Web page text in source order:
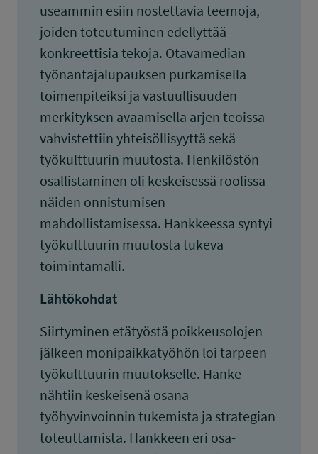
useammin esiin nostettavia teemoja,
joiden toteutuminen edellyttää
konkreettisia tekoja. Otavamedian
työnantajalupauksen purkamisella
toimenpiteiksi ja vastuullisuuden
merkityksen avaamisella arjen teoissa
vahvistettiin yhteisöllisyyttä sekä
työkulttuurin muutosta. Henkilöstön
osallistaminen oli keskeisessä roolissa
näiden onnistumisen
mahdollistamisessa. Hankkeessa syntyi
työkulttuurin muutosta tukeva
toimintamalli.
Lähtökohdat
Siirtyminen etätyöstä poikkeusolojen
jälkeen monipaikkatyöhön loi tarpeen
työkulttuurin muutokselle. Hanke
nähtiin keskeisenä osana
työhyvinvoinnin tukemista ja strategian
toteuttamista. Hankkeen eri osa-